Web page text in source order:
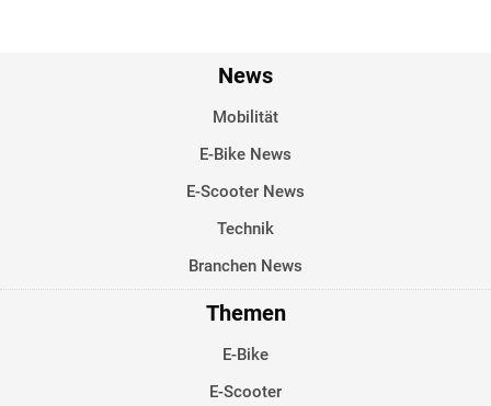
News
Mobilität
E-Bike News
E-Scooter News
Technik
Branchen News
Themen
E-Bike
E-Scooter